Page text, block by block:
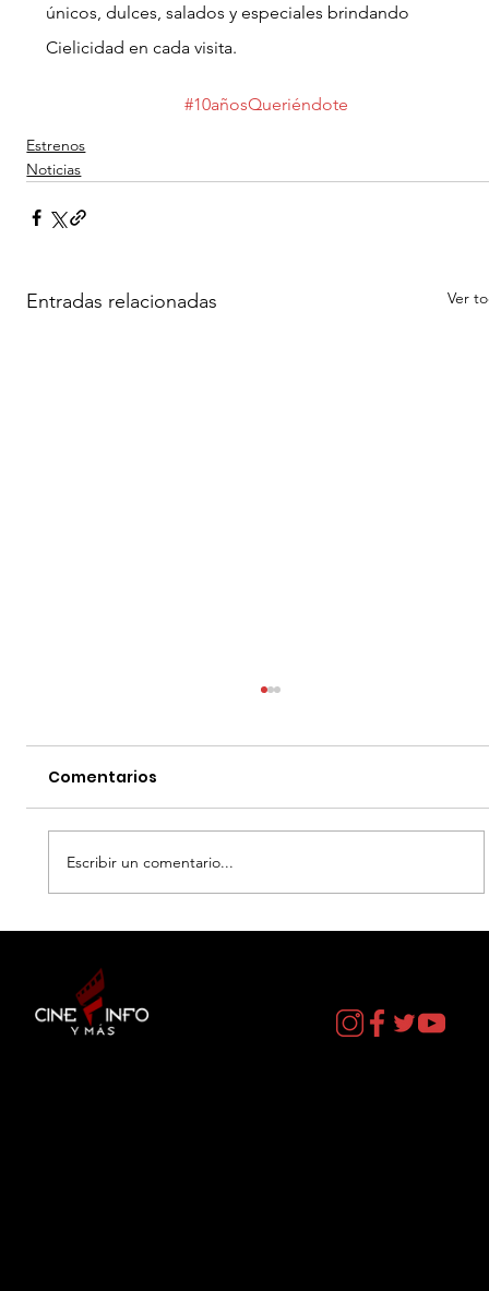
únicos, dulces, salados y especiales brindando
Cielicidad en cada visita.
#10añosQueriéndote
Estrenos
Noticias
Entradas relacionadas Ver
por LIZ GIL
Comentarios
Escribir un comentario...